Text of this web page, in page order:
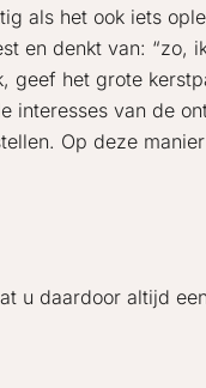
als het ook iets
en denkt van: “zo,
geef het grote
interesses van de
Op deze
u daardoor altijd een